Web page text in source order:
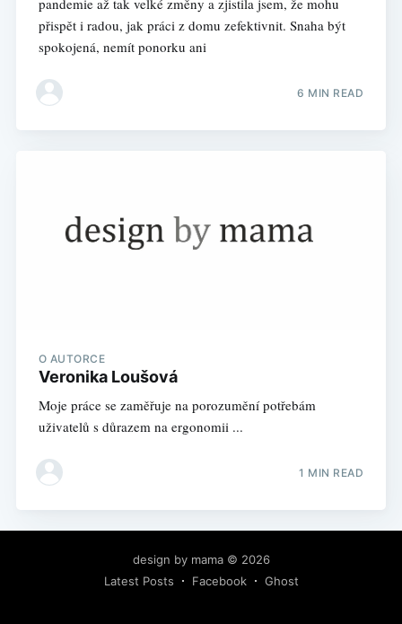
přispět i radou, jak práci z domu zefektivnit. Snaha být
spokojená, nemít ponorku ani
6 MIN READ
O AUTORCE
Veronika Loušová
Moje práce se zaměřuje na porozumění potřebám
uživatelů s důrazem na ergonomii ...
1 MIN READ
design by mama© 2026
Latest Posts
Facebook Ghost